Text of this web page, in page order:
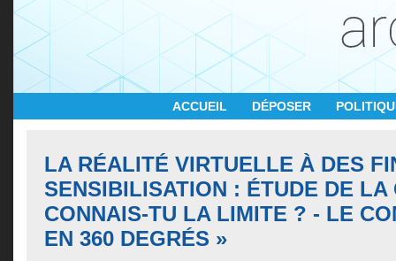
ACCUEIL DÉPOSER
LA RÉALITÉ VIRTUELLE À DES
SENSIBILISATION : ÉTUDE DE LA
CONNAIS-TU LA LIMITE ? - LE
EN 360 DEGRÉS »